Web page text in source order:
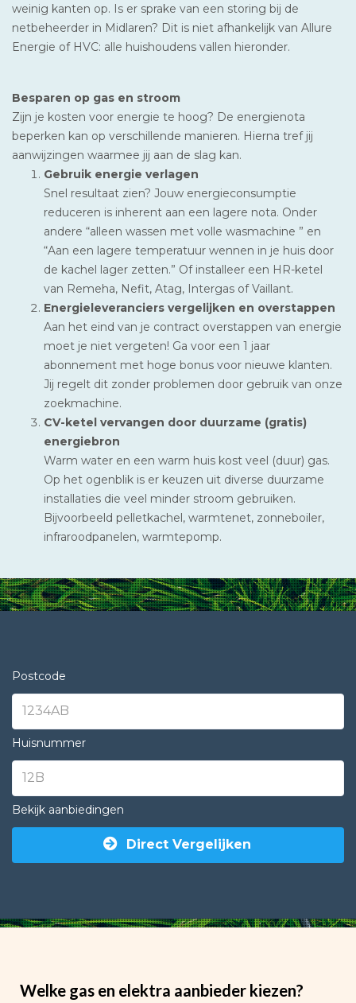
weinig kanten op. Is er sprake van een storing bij de
netbeheerder in Midlaren? Dit is niet afhankelijk van Allure
Energie of HVC: alle huishoudens vallen hieronder.
Besparen op gas en stroom
Zijn je kosten voor energie te hoog? De energienota
beperken kan op verschillende manieren. Hierna tref jij
aanwijzingen waarmee jij aan de slag kan.
Gebruik energie verlagen
Snel resultaat zien? Jouw energieconsumptie
reduceren is inherent aan een lagere nota. Onder
andere “alleen wassen met volle wasmachine ” en
“Aan een lagere temperatuur wennen in je huis door
de kachel lager zetten.” Of installeer een HR-ketel
van Remeha, Nefit, Atag, Intergas of Vaillant.
Energieleveranciers vergelijken en overstappen
Aan het eind van je contract overstappen van energie
moet je niet vergeten! Ga voor een 1 jaar
abonnement met hoge bonus voor nieuwe klanten.
Jij regelt dit zonder problemen door gebruik van onze
zoekmachine.
CV-ketel vervangen door duurzame (gratis)
energiebron
Warm water en een warm huis kost veel (duur) gas.
Op het ogenblik is er keuzen uit diverse duurzame
installaties die veel minder stroom gebruiken.
Bijvoorbeeld pelletkachel, warmtenet, zonneboiler,
infraroodpanelen, warmtepomp.
Postcode
Huisnummer
Bekijk aanbiedingen
Direct Vergelijken
Welke gas en elektra aanbieder kiezen?